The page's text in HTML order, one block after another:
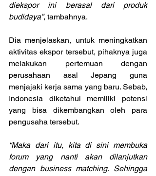
diekspor ini berasal dari produk
budidaya”, tambahnya.
Dia menjelaskan, untuk meningkatkan
aktivitas ekspor tersebut, pihaknya juga
melakukan pertemuan dengan
perusahaan asal Jepang guna
menjajaki kerja sama yang baru. Sebab,
Indonesia diketahui memiliki potensi
yang bisa dikembangkan oleh para
pengusaha tersebut.
“Maka dari itu, kita di sini membuka
forum yang nanti akan dilanjutkan
dengan business matching. Sehingga